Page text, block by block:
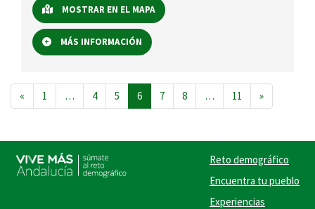
MOSTRAR EN EL MAPA
MÁS INFORMACIÓN
Navegación de entradas
« 1 … 4 5 6 7 8 … 11 »
Reto demográfico
Encuentra tu pueblo
Experiencias